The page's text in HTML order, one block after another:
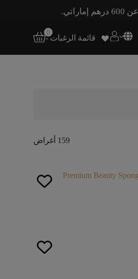
قائمة الرغبات -
0
159 أغراض